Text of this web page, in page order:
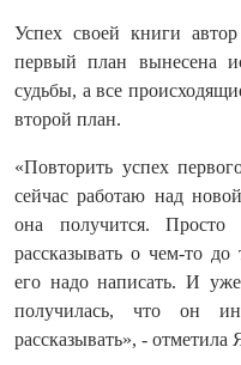
Успех своей книги
первый план вынесена
судьбы, а все
второй план.
«Повторить успех
сейчас работаю над
она получится.
рассказывать о чем-то до
его надо написать. И
получилась, что он
рассказывать», - отметила